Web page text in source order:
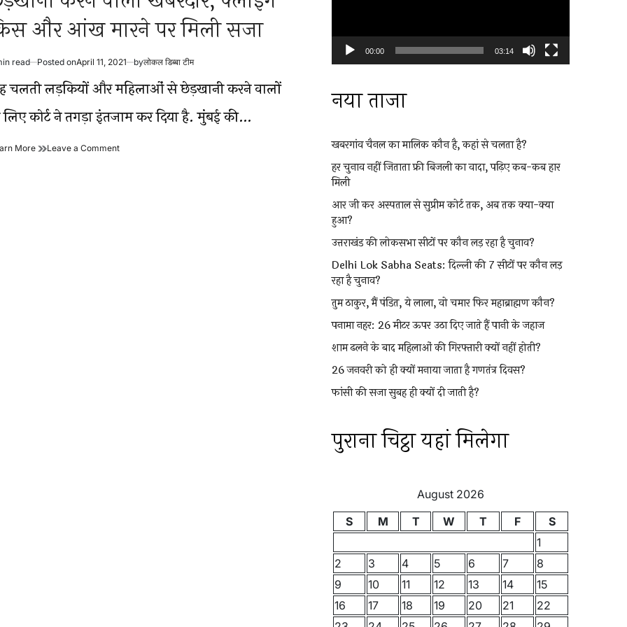
और आंख मारने पर मिली सजा
read Posted onApril 11, 2021 byलोकल डिब्बा टीम
चलती लड़कियों और महिलाओं से छेड़खानी करने वालों
कोर्ट ने तगड़ा इंतजाम कर दिया है. मुंबई की…
More छेड़खानी
Leave a Commenton
00:00 03:14
नया ताजा
खबरगांव चैनल का मालिक कौन है, कहां से चलता है?
हर चुनाव नहीं जिताता फ्री बिजली का वादा, पढ़िए कब-कब हार
मिली
आर जी कर अस्पताल से सुप्रीम कोर्ट तक, अब तक क्या-क्या
हुआ?
उत्तराखंड की लोकसभा सीटों पर कौन लड़ रहा है चुनाव?
Delhi Lok Sabha Seats: दिल्ली की 7 सीटों पर कौन लड़
रहा है चुनाव?
तुम ठाकुर, मैं पंडित, ये लाला, वो चमार फिर महाब्राह्मण कौन?
पनामा नहर: 26 मीटर ऊपर उठा दिए जाते हैं पानी के जहाज
शाम ढलने के बाद महिलाओं की गिरफ्तारी क्यों नहीं होती?
26 जनवरी को ही क्यों मनाया जाता है गणतंत्र दिवस?
फांसी की सजा सुबह ही क्यों दी जाती है?
पुराना चिट्ठा यहां मिलेगा
August 2026
S
M T W T F
S
1
2
3 4 5 6 7
8
9
10 11 12 13 14
15
16
17 18 19 20 21
22